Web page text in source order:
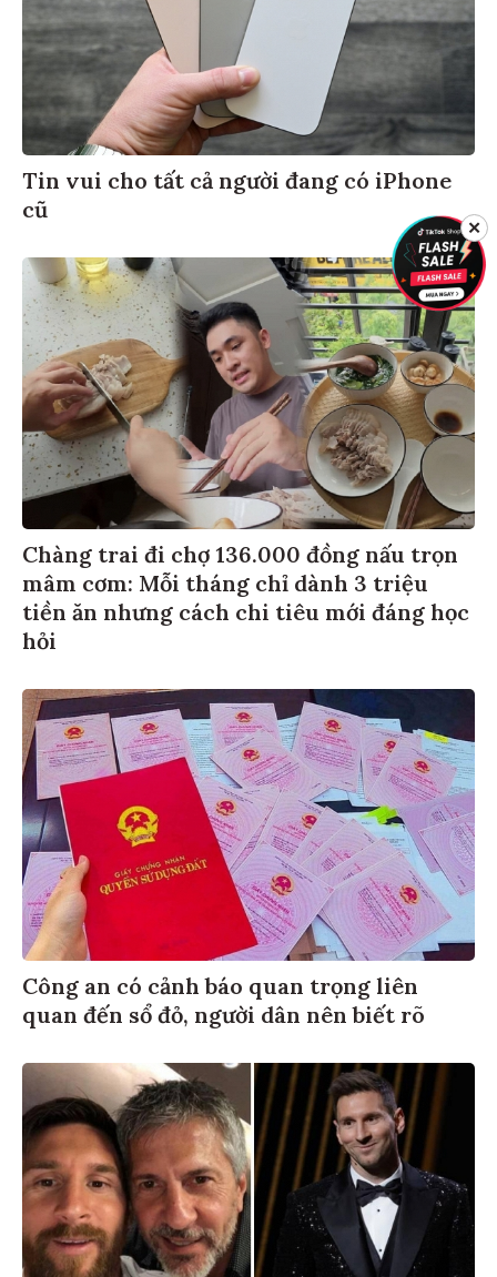
Tin vui cho tất cả người đang có iPhone
cũ
Chàng trai đi chợ 136.000 đồng nấu trọn
mâm cơm: Mỗi tháng chỉ dành 3 triệu
tiền ăn nhưng cách chi tiêu mới đáng học
hỏi
Công an có cảnh báo quan trọng liên
quan đến sổ đỏ, người dân nên biết rõ
✕